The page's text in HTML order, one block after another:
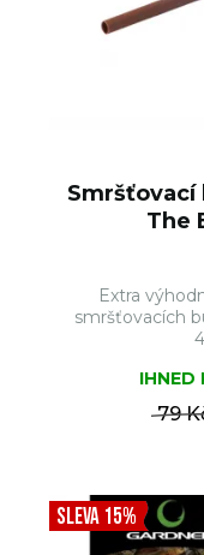
Smršťovací
The
Extra
smršťovacích
IHNED
79
SLEVA 15%